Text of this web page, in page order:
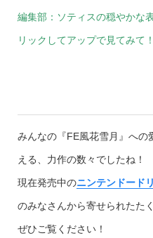
編集部：ソティスの穏やかな
リックしてアップで見てみて！
みんなの『FE風花雪月』への
える、力作の数々でしたね！
現在発売中のニンテンドード
のみなさんから寄せられたた
ぜひご覧ください！